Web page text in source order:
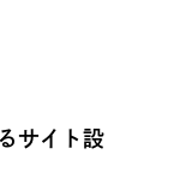
サイト設